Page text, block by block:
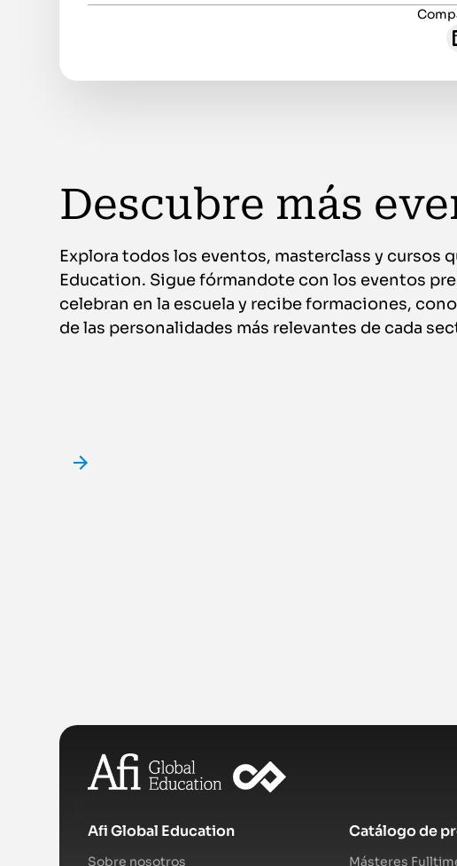
Descubre más
Explora todos los eventos, masterclass y cursos
Education. Sigue fórmandote con los eventos
celebran en la escuela y recibe formaciones,
de las personalidades más relevantes de cada
Afi Global Education
Sobre nosotros
Catálogo de
Másteres